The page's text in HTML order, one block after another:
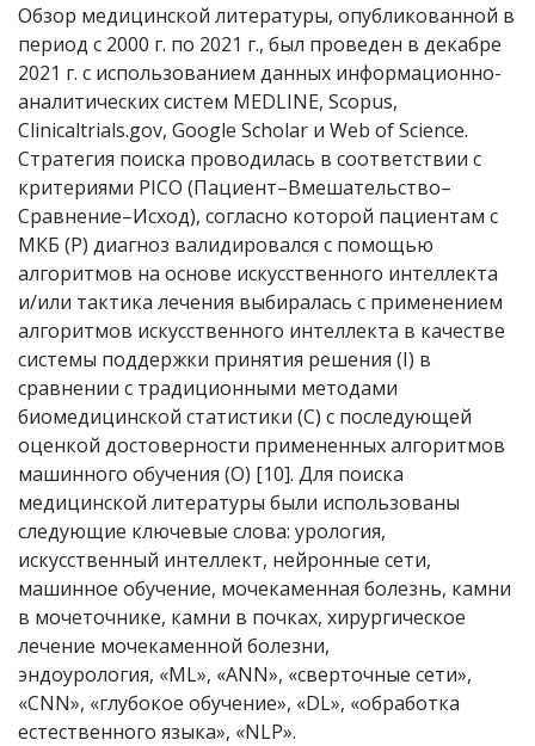
Обзор медицинской литературы, опубликованной в
период с 2000 г. по 2021 г., был проведен в декабре
2021 г. с использованием данных информационно-
аналитических систем MEDLINE, Scopus,
Clinicaltrials.gov, Google Scholar и Web of Science.
Стратегия поиска проводилась в соответствии с
критериями PICO (Пациент–Вмешательство–
Сравнение–Исход), согласно которой пациентам с
МКБ (P) диагноз валидировался с помощью
алгоритмов на основе искусственного интеллекта
и/или тактика лечения выбиралась с применением
алгоритмов искусственного интеллекта в качестве
системы поддержки принятия решения (I) в
сравнении с традиционными методами
биомедицинской статистики (C) с последующей
оценкой достоверности примененных алгоритмов
машинного обучения (O) [10]. Для поиска
медицинской литературы были использованы
следующие ключевые слова: урология,
искусственный интеллект, нейронные сети,
машинное обучение, мочекаменная болезнь, камни
в мочеточнике, камни в почках, хирургическое
лечение мочекаменной болезни,
эндоурология, «ML», «ANN», «сверточные сети»,
«CNN», «глубокое обучение», «DL», «обработка
естественного языка», «NLP».